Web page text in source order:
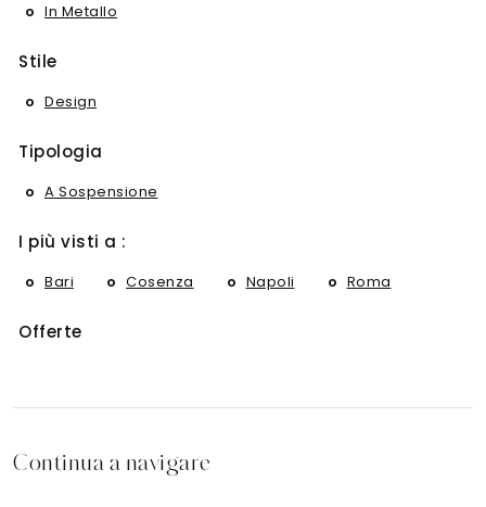
In Metallo
Stile
Design
Tipologia
A Sospensione
I più visti a :
Bari Cosenza Napoli Roma
Offerte
Continua a navigare